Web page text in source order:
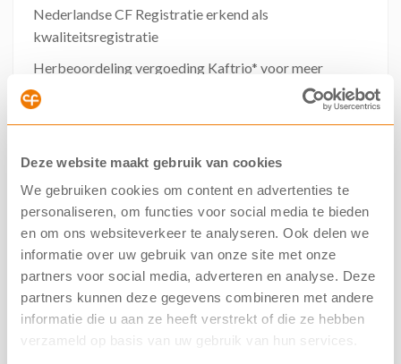
Deze website maakt gebruik van cookies
We gebruiken cookies om content en advertenties te
personaliseren, om functies voor social media te bieden
en om ons websiteverkeer te analyseren. Ook delen we
informatie over uw gebruik van onze site met onze
partners voor social media, adverteren en analyse. Deze
partners kunnen deze gegevens combineren met andere
informatie die u aan ze heeft verstrekt of die ze hebben
verzameld op basis van uw gebruik van hun services.
Nederlandse CF Registratie erkend als
kwaliteitsregistratie
Herbeoordeling vergoeding Kaftrio* voor meer
mutaties gestart
NCFS steunt campagne #IkKanNietMeer tegen
Meerdere CF‑onderzoeken stopgezet
Online collecteweken 2026
Steun mensen met taaislijmziekte
CF is nog altijd een ziekte die niet te genezen is. Om dit